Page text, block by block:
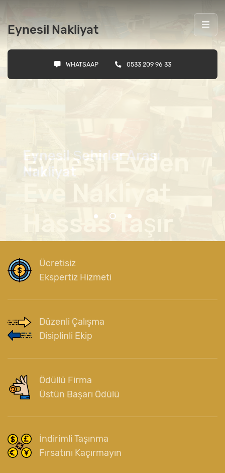
Eynesil Nakliyat
WHATSAAP 0533 209 96 33
Eynesil Şehirler Arası
Nakliyat
Ücretisiz
Ekspertiz Hizmeti
Düzenli Çalışma
Disiplinli Ekip
Ödüllü Firma
Üstün Başarı Ödülü
İndirimli Taşınma
Fırsatını Kaçırmayın